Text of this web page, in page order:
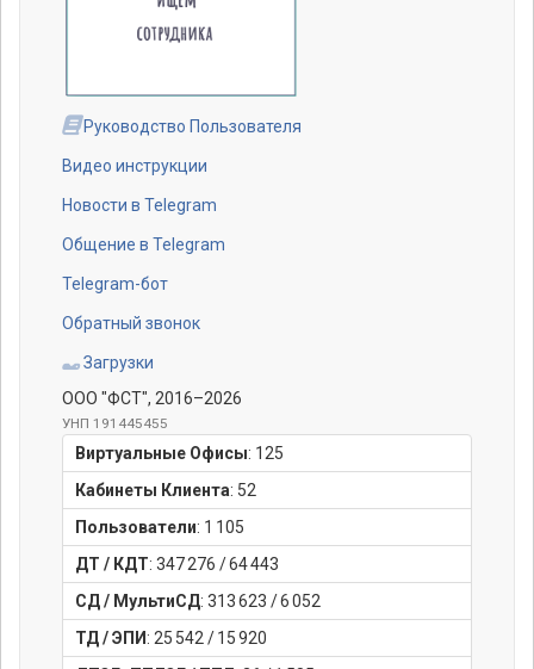
Руководство Пользователя
Видео инструкции
Новости в Telegram
Общение в Telegram
Telegram-бот
Обратный звонок
Загрузки
ООО "ФСТ", 2016–2026
УНП 191445455
Виртуальные Офисы: 125
Кабинеты Клиента: 52
Пользователи: 1 105
ДТ / КДТ: 347 276 /64 443
СД / МультиСД: 313 623 /6 052
ТД / ЭПИ : 25 542/ 15 920